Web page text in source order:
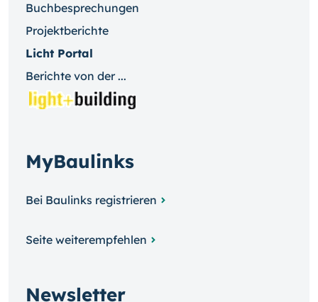
Buchbesprechungen
Projektberichte
Licht Portal
Berichte von der ...
MyBaulinks
Bei Baulinks registrieren
Seite weiterempfehlen
Newsletter